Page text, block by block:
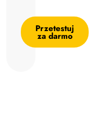
Przetestuj
za darmo